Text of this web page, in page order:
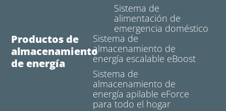
Sistema de
alimentación de
emergencia doméstico
Productos de
almacenamiento
de energía
Sistema de
almacenamiento de
energía escalable eBoost
Sistema de
almacenamiento de
energía apilable eForce
para todo el hogar